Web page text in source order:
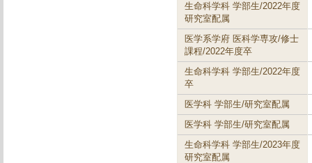
生命科学科 学部生/2022年度
研究室配属
医学系学府 医科学専攻/修士
課程/2022年度卒
生命科学科 学部生/2022年度
卒
医学科 学部生/研究室配属
医学科 学部生/研究室配属
生命科学科 学部生/2023年度
研究室配属